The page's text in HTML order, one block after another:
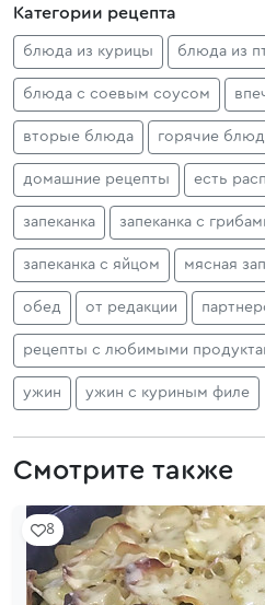
Категории рецепта
блюда из курицы блюда из
блюда с соевым соусом
вторые блюда горячие
домашние рецепты есть
запеканка запеканка с
запеканка с яйцом мясная
обед от редакции
рецепты с любимыми
ужин ужин с куриным филе
Смотрите также
8